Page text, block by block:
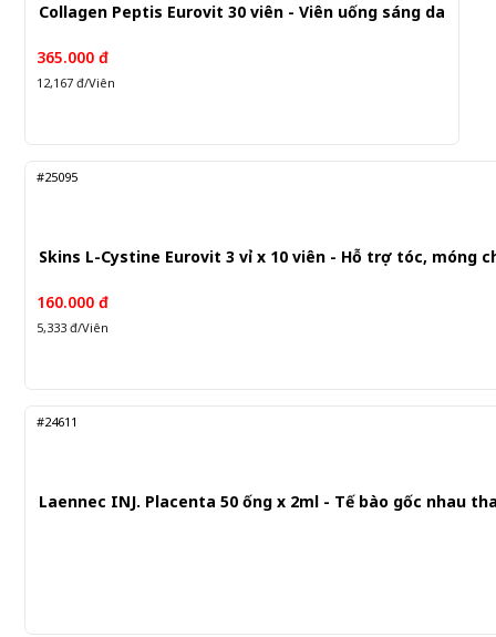
Collagen Peptis Eurovit 30 viên - Viên uống sáng da
365.000 đ
12,167 đ/Viên
#25095
Skins L-Cystine Eurovit 3 vỉ x 10 viên - Hỗ trợ tóc, móng
160.000 đ
5,333 đ/Viên
#24611
Laennec INJ. Placenta 50 ống x 2ml - Tế bào gốc nhau